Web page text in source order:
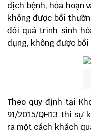
dịch bệnh, hỏa hoạn
không được bồi
đổi quá trình sinh
dụng, không được
Theo quy định tại
91/2015/QH13 thì sự
ra một cách khách